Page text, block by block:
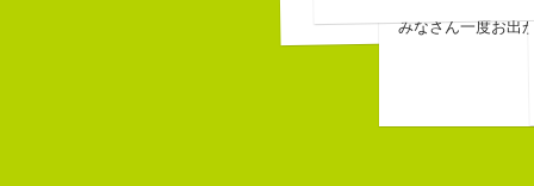
みなさん一度お出